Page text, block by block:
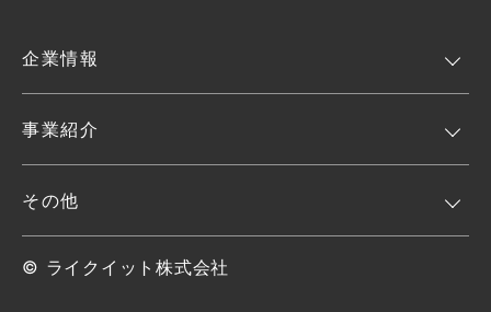
No304「収納とインテリア」にてTidy-up box
が掲載されました。
2025/06/16 お知らせ
企業情報
事業紹介
その他
© ライクイット株式会社